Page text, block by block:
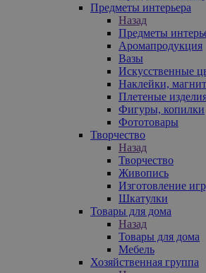
Предметы интерьера
Назад
Предметы
Аромапродукция
Вазы
Искусственные
Наклейки,
Плетеные
Фигуры, копилки
Фототовары
Творчество
Назад
Творчество
Живопись
Изготовление
Шкатулки
Товары для дома
Назад
Товары для дома
Мебель
Хозяйственная группа